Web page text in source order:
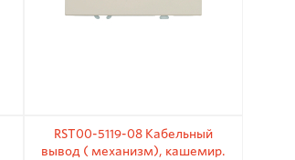
RST00-5119-08 Кабельный
вывод ( механизм), кашемир.